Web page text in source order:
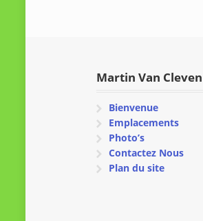
Martin Van Cleven
Bienvenue
Emplacements
Photo’s
Contactez Nous
Plan du site